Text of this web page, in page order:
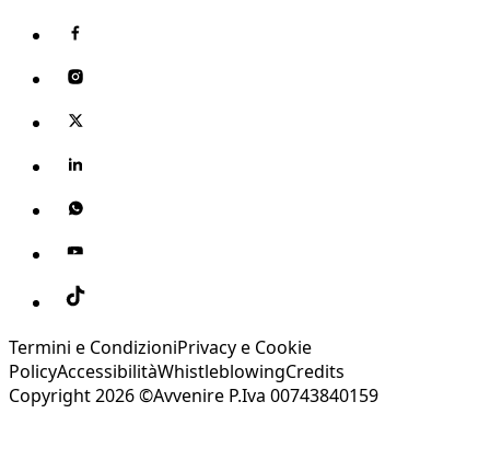
Termini e CondizioniPrivacy e Cookie
PolicyAccessibilitàWhistleblowingCredits
Copyright 2026 ©Avvenire P.Iva 00743840159